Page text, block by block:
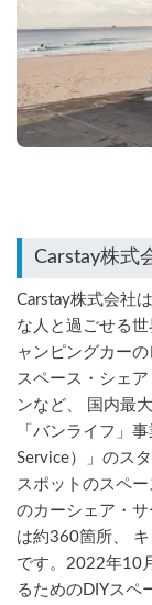
Carstay株式
Carstay株式会社
な人と過ごせる
ャンピングカー
スペース・シェ
ンなど、 国内最
「バンライフ」
Service）」のス
スポットのスペ
のカーシェア・
は約360箇所、
です。2022年10
るためのDIYスペ